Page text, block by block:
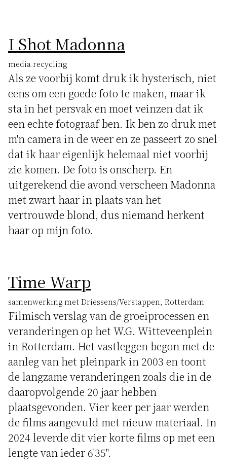
I Shot Madonna
media recycling
Als ze voorbij komt druk ik hysterisch, niet
eens om een goede foto te maken, maar ik
sta in het persvak en moet veinzen dat ik
een echte fotograaf ben. Ik ben zo druk met
m'n camera in de weer en ze passeert zo snel
dat ik haar eigenlijk helemaal niet voorbij
zie komen. De foto is onscherp. En
uitgerekend die avond verscheen Madonna
met zwart haar in plaats van het
vertrouwde blond, dus niemand herkent
haar op mijn foto.
Time Warp
samenwerking met Driessens/Verstappen, Rotterdam
Filmisch verslag van de groeiprocessen en
veranderingen op het W.G. Witteveenplein
in Rotterdam. Het vastleggen begon met de
aanleg van het pleinpark in 2003 en toont
de langzame veranderingen zoals die in de
daaropvolgende 20 jaar hebben
plaatsgevonden. Vier keer per jaar werden
de films aangevuld met nieuw materiaal. In
2024 leverde dit vier korte films op met een
lengte van ieder 6'35".